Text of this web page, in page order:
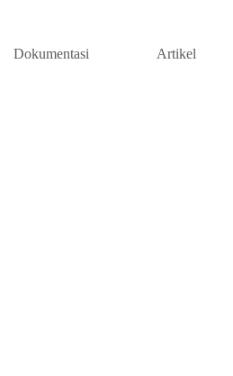
Dokumentasi Artikel